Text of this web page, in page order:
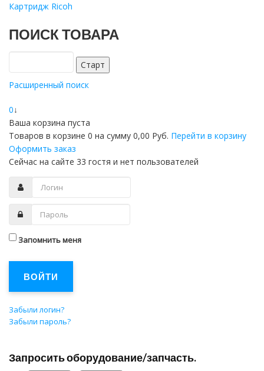
Картридж Ricoh
ПОИСК ТОВАРА
Расширенный поиск
0↓
Ваша корзина пуста
Товаров в корзине 0 на сумму 0,00 Руб. Перейти в корзину
Оформить заказ
Сейчас на сайте 33 гостя и нет пользователей
Запомнить меня
ВОЙТИ
Забыли логин?
Забыли пароль?
Запросить оборудование/запчасть.